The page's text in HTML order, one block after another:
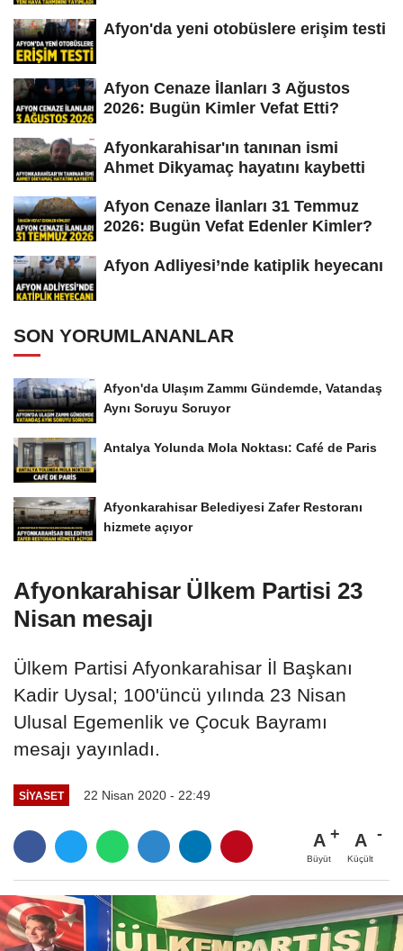
Afyon'da yeni otobüslere erişim testi
Afyon Cenaze İlanları 3 Ağustos
2026: Bugün Kimler Vefat Etti?
Afyonkarahisar'ın tanınan ismi
Ahmet Dikyamaç hayatını kaybetti
Afyon Cenaze İlanları 31 Temmuz
2026: Bugün Vefat Edenler Kimler?
Afyon Adliyesi’nde katiplik heyecanı
SON YORUMLANANLAR
Afyon'da Ulaşım Zammı Gündemde, Vatandaş
Aynı Soruyu Soruyor
Antalya Yolunda Mola Noktası: Café de Paris
Afyonkarahisar Belediyesi Zafer Restoranı
hizmete açıyor
Afyonkarahisar Ülkem Partisi 23
Nisan mesajı
Ülkem Partisi Afyonkarahisar İl Başkanı
Kadir Uysal; 100'üncü yılında 23 Nisan
Ulusal Egemenlik ve Çocuk Bayramı
mesajı yayınladı.
SIYASET 22 Nisan 2020 - 22:49
A
Büyüt
A
Küçült